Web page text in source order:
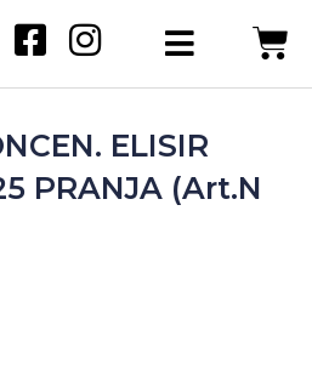
ELISIR
PRANJA (Art.N